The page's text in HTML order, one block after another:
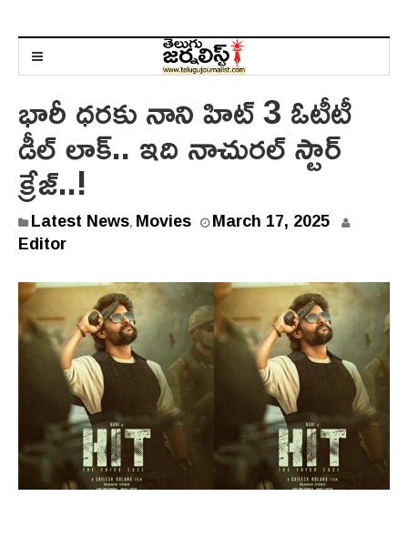
భారీ ధరకు నాని హిట్ 3 ఓటీటీ
డీల్ లాక్.. ఇది నాచురల్ స్టార్
క్రేజ్..!
Latest News, Movies March 17, 2025
Editor